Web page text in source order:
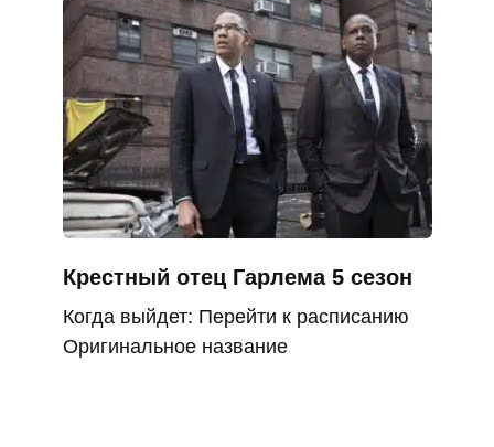
Крестный отец Гарлема 5 сезон
Когда выйдет: Перейти к расписанию
Оригинальное название